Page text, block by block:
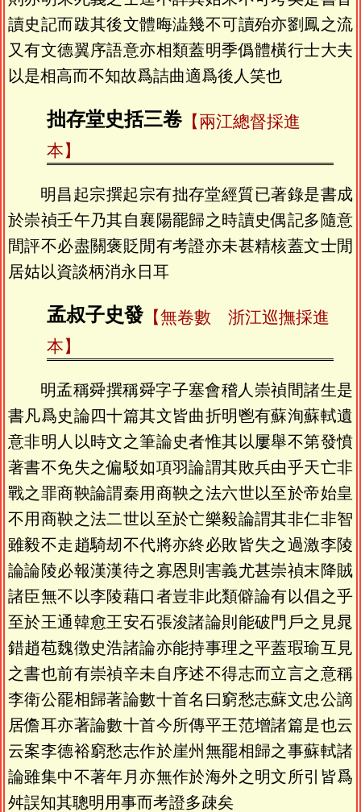
讀史記而跋其後文體晦澁幾不可讀殆亦劉鳳之流
又有文德翼序語意亦相類蓋明季僞體橫行士大夫
以是相高而不知故爲詰曲適爲後人笑也
拙存堂史括三卷【兩江總督採進
本】
明昌起宗撰起宗有拙存堂經質已著錄是書成
於崇禎壬午乃其自襄陽罷歸之時讀史偶記多隨意
間評不必盡關褒貶閒有考證亦未甚精核蓋文士閒
居姑以資談柄消永日耳
孟叔子史發 【無卷數 浙江巡撫採進
本】
明孟稱舜撰稱舜字子塞會稽人崇禎間諸生是
書凡爲史論四十篇其文皆曲折明鬯有蘇洵蘇軾遺
意非明人以時文之筆論史者惟其以屢舉不第發憤
著書不免失之偏駁如項羽論謂其敗兵由乎天亡非
戰之罪商鞅論謂秦用商鞅之法六世以至於帝始皇
不用商鞅之法二世以至於亡樂毅論謂其非仁非智
雖毅不走趙騎刼不代將亦終必敗皆失之過激李陵
論論陵必報漢漢待之寡恩則害義尤甚崇禎末降賊
諸臣無不以李陵藉口者豈非此類僻論有以倡之乎
至於王通韓愈王安石張浚諸論則能破門戶之見晁
錯趙苞魏徴史浩諸論亦能持事理之平蓋瑕瑜互見
之書也前有崇禎辛未自序述不得志而立言之意稱
李衛公罷相歸著論數十首名曰窮愁志蘇文忠公謫
居儋耳亦著論數十首今所傳平王范增諸篇是也云
云案李德裕窮愁志作於崖州無罷相歸之事蘇軾諸
論雖集中不著年月亦無作於海外之明文所引皆爲
舛誤知其聰明用事而考證多疎矣